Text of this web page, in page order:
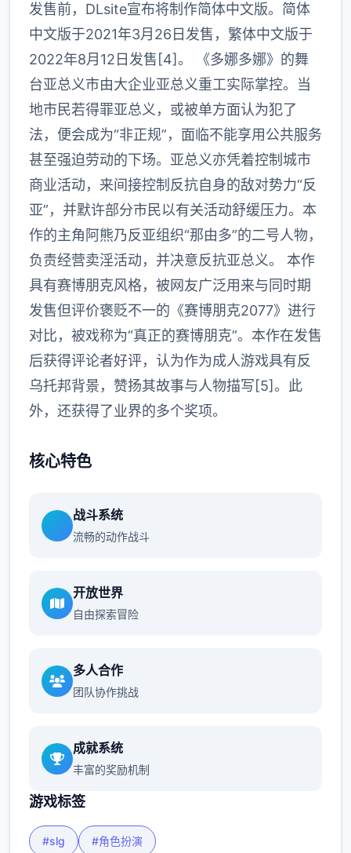
发售前，DLsite宣布将制作简体中文版。简体
中文版于2021年3月26日发售，繁体中文版于
2022年8月12日发售[4]。 《多娜多娜》的舞
台亚总义市由大企业亚总义重工实际掌控。当
地市民若得罪亚总义，或被单方面认为犯了
法，便会成为“非正规”，面临不能享用公共服务
甚至强迫劳动的下场。亚总义亦凭着控制城市
商业活动，来间接控制反抗自身的敌对势力“反
亚”，并默许部分市民以有关活动舒缓压力。本
作的主角阿熊乃反亚组织“那由多”的二号人物，
负责经营卖淫活动，并决意反抗亚总义。 本作
具有赛博朋克风格，被网友广泛用来与同时期
发售但评价褒贬不一的《赛博朋克2077》进行
对比，被戏称为“真正的赛博朋克”。本作在发售
后获得评论者好评，认为作为成人游戏具有反
乌托邦背景，赞扬其故事与人物描写[5]。此
外，还获得了业界的多个奖项。
核心特色
战斗系统
流畅的动作战斗
开放世界
自由探索冒险
多人合作
团队协作挑战
成就系统
丰富的奖励机制
游戏标签
#slg #角色扮演